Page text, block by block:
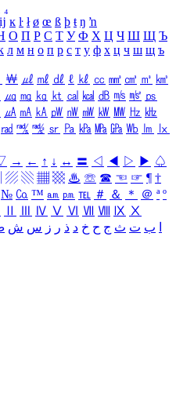
₄
ĳ ĸ ŀ ł ø œ ß þ ŧ ŋ ŉ
О П Р С Т У Ф Х Ц Ч Ш Щ Ъ
л м н о п р с т у ф х ц ч ш щ ъ
￦ ㎕ ㎖ ㎗ ℓ ㎘ ㏄ ㎣ ㎤ ㎥ ㎦
㎍ ㎎ ㎏ ㏏ ㎈ ㎉ ㏈ ㎧ ㎨ ㎰
㎂ ㎃ ㎄ ㎺ ㎻ ㎽ ㎾ ㎿ ㎐ ㎑
㎭ ㎮ ㎯ ㏛ ㎩ ㎪ ㎫ ㎬ ㏝ ㏐
㏓
→ ← ↑ ↓ ↔ 〓 ◁ ◀ ▷ ▶ ♤
▨ ▧ ▦ ▩ ♨ ☏ ☎ ☜ ☞ ¶ †
№ ㏇ ™ ㏂ ㏘ ℡ ＃ ＆ ＊ ＠ ª º
Ⅳ Ⅴ Ⅵ Ⅶ Ⅷ Ⅸ Ⅹ
ب ت ث ج ح خ د ذ ر ز س ش